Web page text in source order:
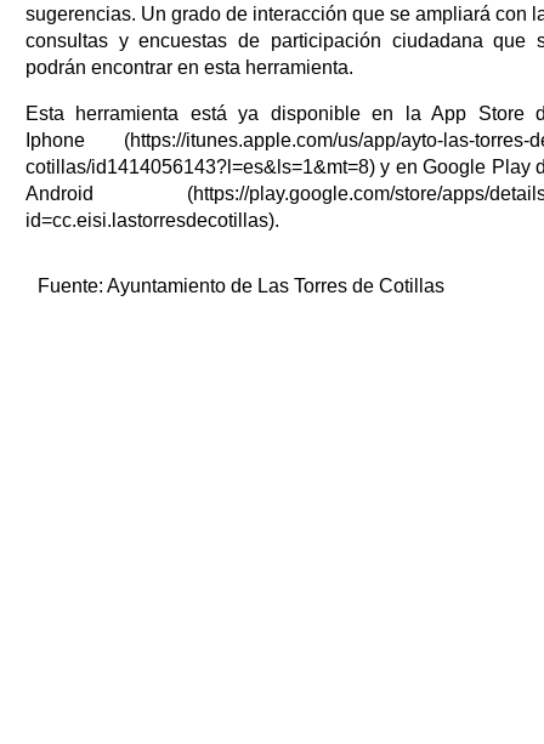
sugerencias. Un grado de interacción que se ampliará con
consultas y encuestas de participación ciudadana que
podrán encontrar en esta herramienta.
Esta herramienta está ya disponible en la App Store
Iphone (https://itunes.apple.com/us/app/ayto-las-torres-
cotillas/id1414056143?l=es&ls=1&mt=8) y en Google Play
Android (https://play.google.com/store/apps/
id=cc.eisi.lastorresdecotillas).
Fuente: Ayuntamiento de Las Torres de Cotillas